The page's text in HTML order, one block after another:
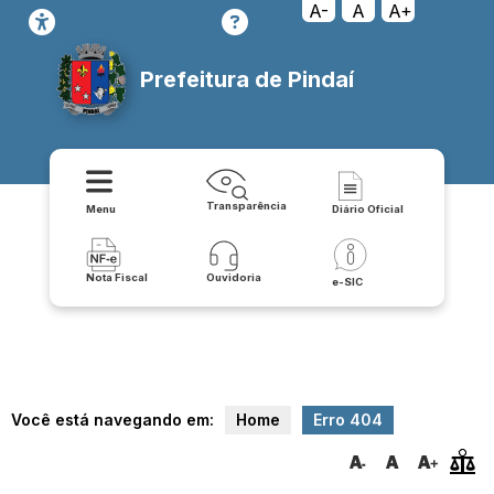
transparencia/atos_normativos/servicos/
11/receitas_anteriores-37
A- A A+
Prefeitura de Pindaí
Menu Transparência Diário Oficial
Nota Fiscal Ouvidoria e-SIC
Você está navegando em: Home Erro 404